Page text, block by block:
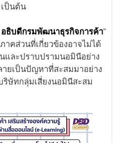
ป็นต้น
ธิบดีกรมพัฒนาธุรกิจการค้า”
คส่วนที่เกี่ยวข้องอาจไม่ได้
และปราบปรามนอมินีอย่าง
ายเป็นปัญหาที่สะสมมาอย่าง
ษัทกลุ่มเสี่ยงนอมินีสะสม